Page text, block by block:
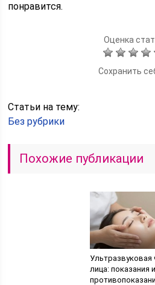
понравится.
Оценка
Сохранить
Статьи на тему:
Без рубрики
Похожие публикации
Ультразвуковая
лица: показания и